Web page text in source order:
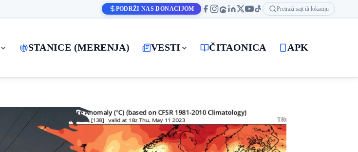
PODRŽI NAS DONACIJOM Pretraži sajt ili lokaciju
STANICE (MERENJA) VESTI ČITAONICA APK